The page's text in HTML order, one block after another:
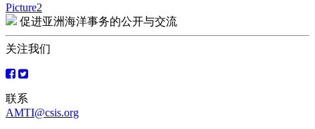
文
章
导
航
Picture2
促进亚洲海洋事务的公开与交流
关注我们
联系
AMTI@csis.org